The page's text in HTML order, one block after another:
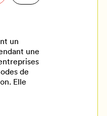
un
une
de
Elle